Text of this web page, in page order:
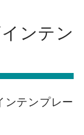
ンテン
ンテンプレー